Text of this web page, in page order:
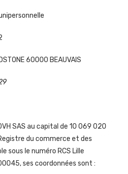
60000 BEAUVAIS
SAS au capital de 10 069 020
du commerce et des
sous le numéro RCS Lille
ses coordonnées sont :